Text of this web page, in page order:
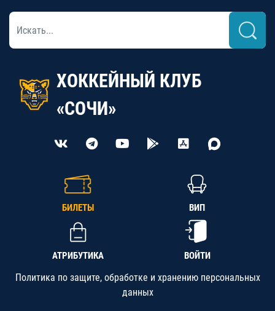
ХОККЕЙНЫЙ КЛУБ
«СОЧИ»
БИЛЕТЫ ВИП
АТРИБУТИКА ВОЙТИ
Политика по защите, обработке и хранению персональных
данных